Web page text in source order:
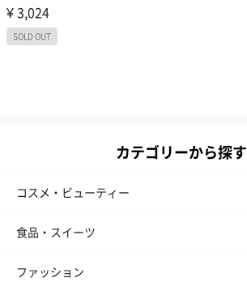
カテゴリーから探す
コスメ・ビューティー
食品・スイーツ
ファッション